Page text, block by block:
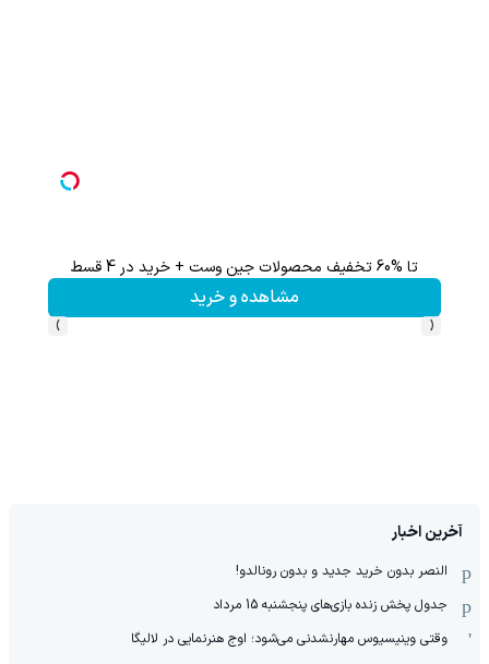
تا %60 تخفیف محصولات جین وست + خرید در 4 قسط
مشاهده و خرید
‹
›
آخرین اخبار
النصر بدون خرید جدید و بدون رونالدو!
جدول پخش زنده بازی‌های پنجشنبه 15 مرداد
وقتی وینیسیوس مهارنشدنی می‌شود؛ اوج هنرنمایی در لالیگا